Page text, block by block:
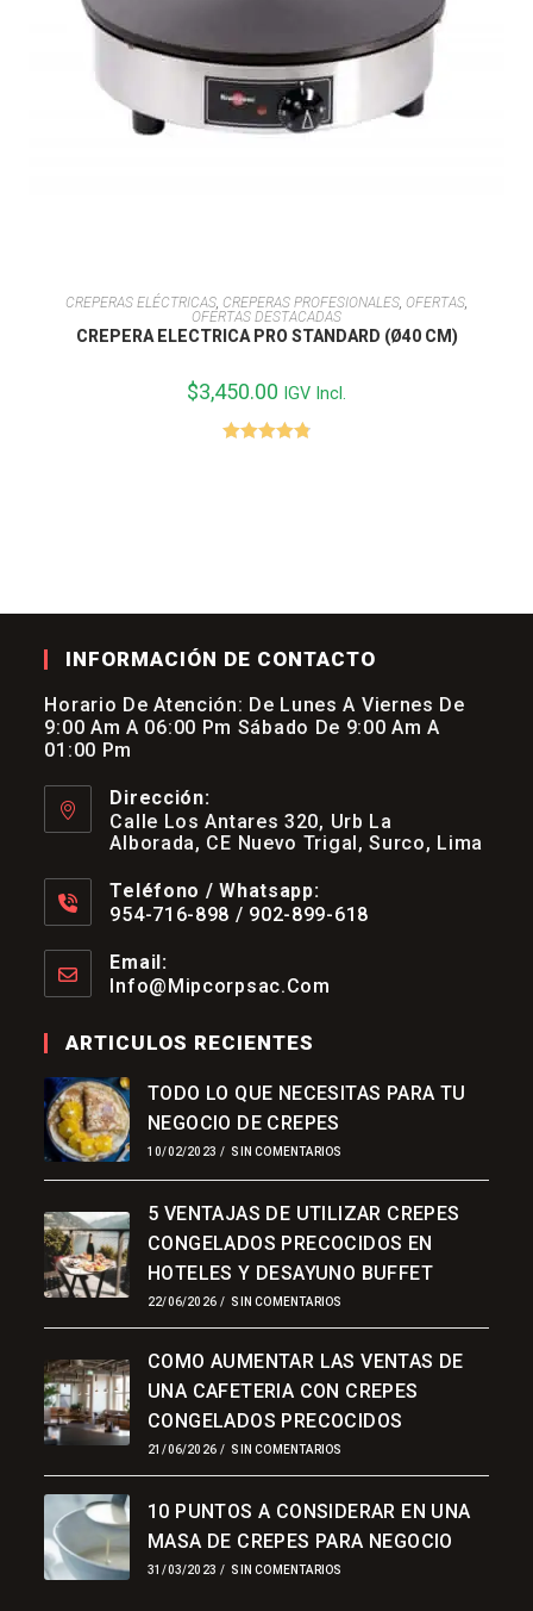
AÑADIR AL CARRITO
CREPERAS ELÉCTRICAS CREPERAS PROFESIONALES OFERTAS
OFERTAS DESTACADAS
CREPERA ELECTRICA PRO STANDARD (Ø40 CM)
$3,450.00 IGV Incl.
INFORMACIÓN DE CONTACTO
Horario De Atención: De Lunes A Viernes De
9:00 Am A 06:00 Pm Sábado De 9:00 Am A
01:00 Pm
Dirección:
Calle Los Antares 320, Urb La
Alborada, CE Nuevo Trigal, Surco, Lima
Teléfono / Whatsapp:
954-716-898 / 902-899-618
Abre
En
Tu
Email:
Info@mipcorpsac.com
ARTICULOS RECIENTES
TODO LO QUE NECESITAS PARA TU
NEGOCIO DE CREPES
10/02/2023 / SIN COMENTARIOS
5 VENTAJAS DE UTILIZAR CREPES
CONGELADOS PRECOCIDOS EN
HOTELES Y DESAYUNO BUFFET
22/06/2026 / SIN COMENTARIOS
COMO AUMENTAR LAS VENTAS DE
UNA CAFETERIA CON CREPES
CONGELADOS PRECOCIDOS
21/06/2026 / SIN COMENTARIOS
10 PUNTOS A CONSIDERAR EN UNA
MASA DE CREPES PARA NEGOCIO
31/03/2023 / SIN COMENTARIOS